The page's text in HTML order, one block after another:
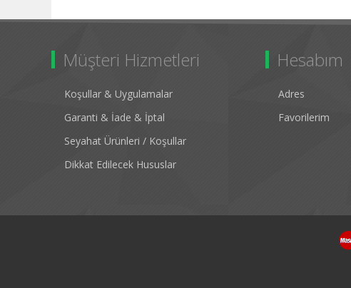
Müşteri Hizmetleri
Koşullar & Uygulamalar
Garanti & İade & İptal
Seyahat Ürünleri / Koşullar
Dikkat Edilecek Hususlar
Hesabım
Adres
Favorilerim